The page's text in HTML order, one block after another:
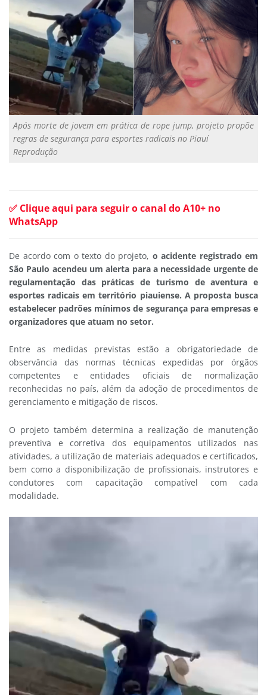
Após morte de jovem em prática de rope jump, projeto propõe
regras de segurança para esportes radicais no Piauí
Reprodução
✅ Clique aqui para seguir o canal do A10+ no
WhatsApp
De acordo com o texto do projeto, o acidente registrado em
São Paulo acendeu um alerta para a necessidade urgente de
regulamentação das práticas de turismo de aventura e
esportes radicais em território piauiense. A proposta busca
estabelecer padrões mínimos de segurança para empresas e
organizadores que atuam no setor.
Entre as medidas previstas estão a obrigatoriedade de
observância das normas técnicas expedidas por órgãos
competentes e entidades oficiais de normalização
reconhecidas no país, além da adoção de procedimentos de
gerenciamento e mitigação de riscos.
O projeto também determina a realização de manutenção
preventiva e corretiva dos equipamentos utilizados nas
atividades, a utilização de materiais adequados e certificados,
bem como a disponibilização de profissionais, instrutores e
condutores com capacitação compatível com cada
modalidade.